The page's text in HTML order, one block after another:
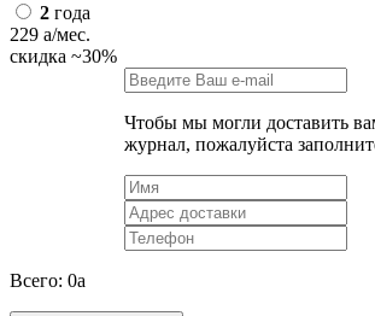
2 года
229 a/мес.
скидка ~30%
Чтобы мы могли доставить
журнал, пожалуйста
Всего: 0a